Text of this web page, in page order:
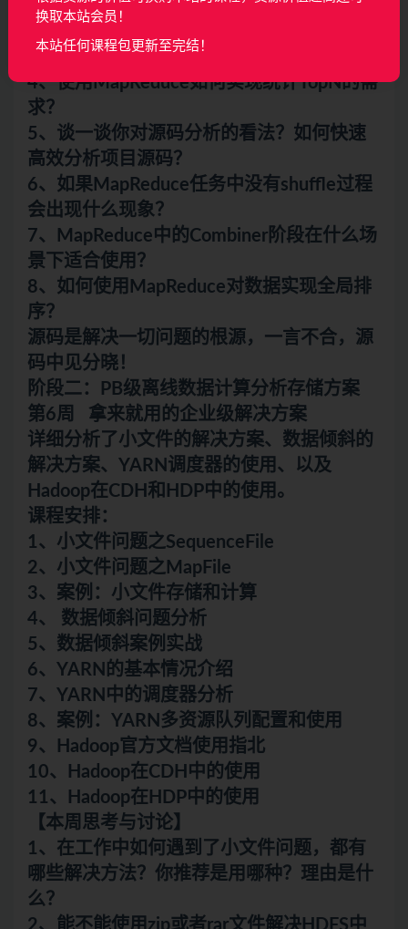
么？
序Key？
4、使用MapReduce如何实现统计TopN的需
求？
5、谈一谈你对源码分析的看法？如何快速
高效分析项目源码？
6、如果MapReduce任务中没有shuffle过程
会出现什么现象？
7、MapReduce中的Combiner阶段在什么场
景下适合使用？
8、如何使用MapReduce对数据实现全局排
序？
源码是解决一切问题的根源，一言不合，源
码中见分晓！
阶段二：PB级离线数据计算分析存储方案
第6周 拿来就用的企业级解决方案
详细分析了小文件的解决方案、数据倾斜的
解决方案、YARN调度器的使用、以及
Hadoop在CDH和HDP中的使用。
课程安排：
1、小文件问题之SequenceFile
2、小文件问题之MapFile
3、案例：小文件存储和计算
4、 数据倾斜问题分析
5、数据倾斜案例实战
6、YARN的基本情况介绍
7、YARN中的调度器分析
8、案例：YARN多资源队列配置和使用
9、Hadoop官方文档使用指北
10、Hadoop在CDH中的使用
11、Hadoop在HDP中的使用
【本周思考与讨论】
1、在工作中如何遇到了小文件问题，都有
哪些解决方法？你推荐是用哪种？理由是什
么？
2、能不能使用zip或者rar文件解决HDFS中
换取本站会员！
本站任何课程包更新至完结！